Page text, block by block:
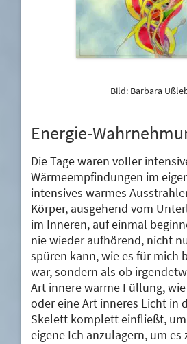
Bild: Barbara
Energie-
Die Tage waren voller
Wärmeempfindungen im
intensives warmes
Körper, ausgehend vom
im Inneren, auf einmal
nie wieder aufhörend, nicht
spüren kann, wie es für mich
war, sondern als ob
Art innere warme Füllung,
oder eine Art inneres Licht in
Skelett komplett einfließt, um
eigene Ich anzulagern, um es